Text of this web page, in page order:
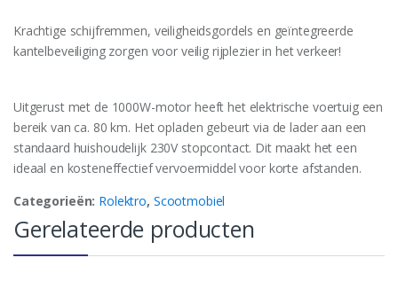
Krachtige schijfremmen, veiligheidsgordels en geïntegreerde
kantelbeveiliging zorgen voor veilig rijplezier in het verkeer!
Uitgerust met de 1000W-motor heeft het elektrische voertuig een
bereik van ca. 80 km. Het opladen gebeurt via de lader aan een
standaard huishoudelijk 230V stopcontact. Dit maakt het een
ideaal en kosteneffectief vervoermiddel voor korte afstanden.
Categorieën: Rolektro, Scootmobiel
Gerelateerde producten